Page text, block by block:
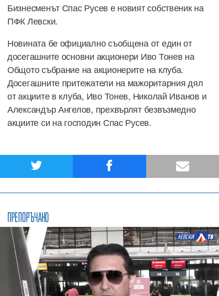
Бизнесменът Спас Русев е новият собственик на
ПФК Левски.
Новината бе официално съобщена от един от
досегашните основни акционери Иво Тонев на
Общото събрание на акционерите на клуба.
Досегашните притежатели на мажоритарния дял
от акциите в клуба, Иво Тонев, Николай Иванов и
Александър Ангелов, прехвърлят безвъзмедно
акциите си на господин Спас Русев.
ПРЕПОРЪЧАНО